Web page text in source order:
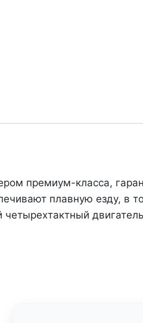
премиум-класса,
плавную езду, в
двигатель